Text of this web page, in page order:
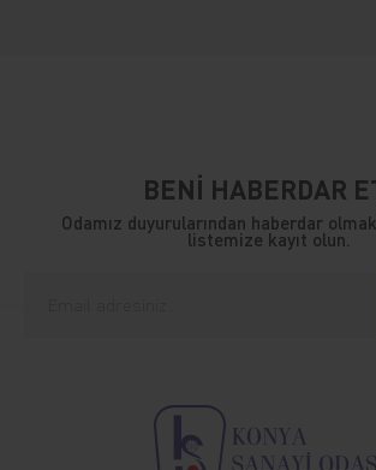
BENİ HABERDAR
Odamız duyurularından haberdar
listemize kayıt olun.